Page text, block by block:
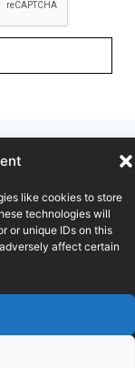
like cookies to store
technologies will
or unique IDs on this
affect certain